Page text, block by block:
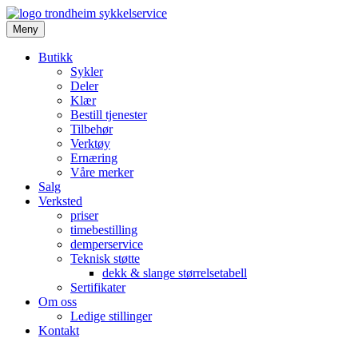
Meny
Butikk
Sykler
Deler
Klær
Bestill tjenester
Tilbehør
Verktøy
Ernæring
Våre merker
Salg
Verksted
priser
timebestilling
demperservice
Teknisk støtte
dekk & slange størrelsetabell
Sertifikater
Om oss
Ledige stillinger
Kontakt